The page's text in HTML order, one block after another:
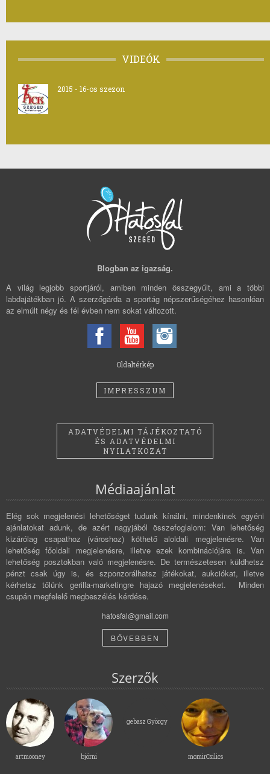
VIDEÓK
2015 - 16-os szezon
Blogban az igazság.
A világ legjobb sportjáról, amiben minden összegyűlt, ami a többi
labdajátékban jó. A szerzőgárda a sportág népszerűségéhez hasonlóan
az elmúlt négy és fél évben nem sokat változott.
Oldaltérkép
IMPRESSZUM
ADATVÉDELMI TÁJÉKOZTATÓ
ÉS ADATVÉDELMI
NYILATKOZAT
Médiaajánlat
Elég sok megjelenési lehetőséget tudunk kínálni, mindenkinek egyéni
ajánlatokat adunk, de azért nagyjából összefoglalom: Van lehetőség
kizárólag csapathoz (városhoz) köthető aloldali megjelenésre. Van
lehetőség főoldali megjelenésre, illetve ezek kombinációjára is. Van
lehetőség posztokban való megjelenésre. De természetesen küldhetsz
pénzt csak úgy is, és szponzorálhatsz játékokat, aukciókat, illetve
kérhetsz tőlünk gerilla-marketingre hajazó megjelenéseket. Minden
csupán megfelelő megbeszélés kérdése.
hatosfal@gmail.com
BŐVEBBEN
Szerzők
artmooney björni
gebasz György
momirCsilics